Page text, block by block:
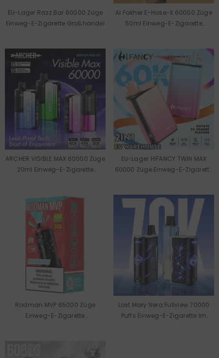
EU-Lager Razz Bar 60000 Züge
Einweg-E-Zigarette Großhandel
Al Fakher E-Hose-X 60000 Züge
50ml Einweg-E-Zigarette
ARCHER VISIBLE MAX 60000 Züge
20ml Einweg-E-Zigarette
EU-Lager HIFANCY TWIN MAX
60000 Züge Einweg-E-Zigarette
Rodman MVP 65000 Züge
Einweg-E-Zigarette
Lost Mary Nera Fullview 70000
Puffs Einweg-E-Zigarette Im